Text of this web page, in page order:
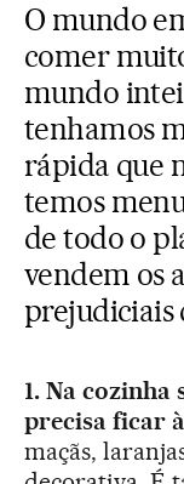
O mundo
comer
mundo
tenhamos
rápida que
temos
de todo o
vendem os
prejudiciais
1. Na
precisa ficar
maçãs,